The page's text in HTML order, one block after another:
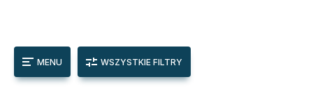
MENU WSZYSTKIE FILTRY